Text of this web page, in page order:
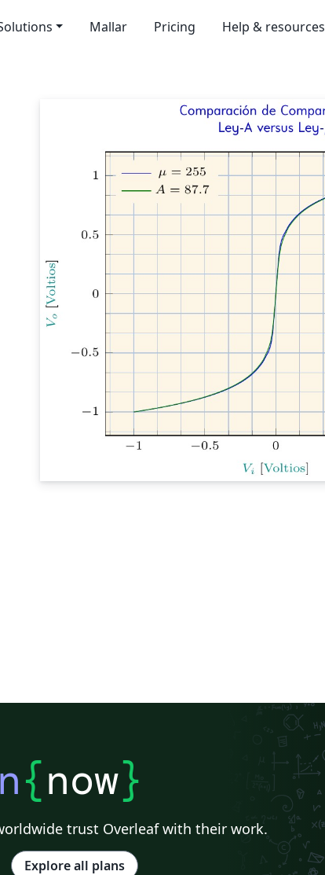
Mallar Pricing Help & resources
{now}
trust Overleaf with their work.
Explore all plans